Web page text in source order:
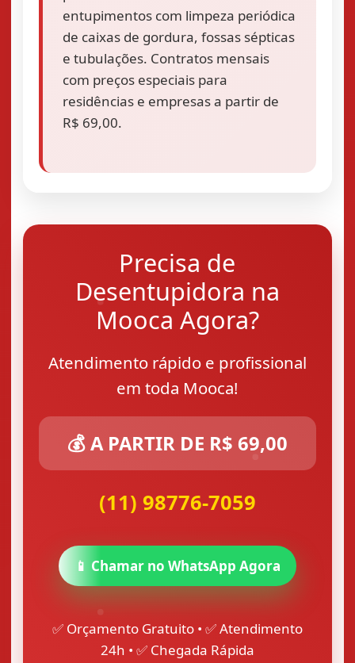
entupimentos com limpeza periódica
de caixas de gordura, fossas sépticas
e tubulações. Contratos mensais
com preços especiais para
residências e empresas a partir de
R$ 69,00.
Precisa de
Desentupidora na
Mooca Agora?
Atendimento rápido e profissional
em toda Mooca!
💰 A PARTIR DE R$ 69,00
(11) 98776-7059
📱 Chamar no WhatsApp Agora
✅ Orçamento Gratuito • ✅ Atendimento
24h • ✅ Chegada Rápida